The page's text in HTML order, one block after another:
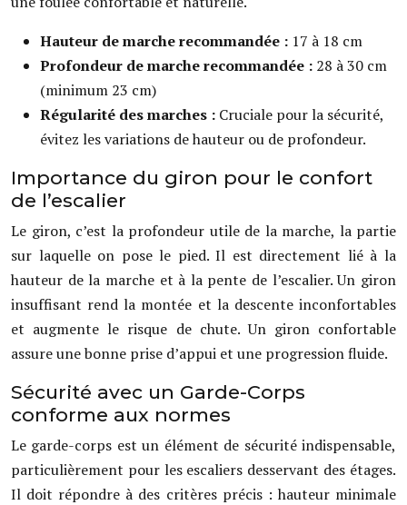
Hauteur de marche recommandée : 17 à 18 cm
Profondeur de marche recommandée : 28 à 30 cm
(minimum 23 cm)
Régularité des marches : Cruciale pour la sécurité,
évitez les variations de hauteur ou de profondeur.
Importance du giron pour le confort
de l’escalier
Le giron, c’est la profondeur utile de la marche, la partie
sur laquelle on pose le pied. Il est directement lié à la
hauteur de la marche et à la pente de l’escalier. Un giron
insuffisant rend la montée et la descente inconfortables
et augmente le risque de chute. Un giron confortable
assure une bonne prise d’appui et une progression fluide.
Sécurité avec un Garde-Corps
conforme aux normes
Le garde-corps est un élément de sécurité indispensable,
particulièrement pour les escaliers desservant des étages.
Il doit répondre à des critères précis : hauteur minimale